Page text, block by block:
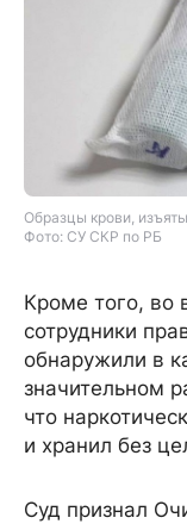
Образцы крови,
Фото: СУ СКР по РБ
Кроме того, во
сотрудники
обнаружили в
значительном
что
и хранил без
Суд признал